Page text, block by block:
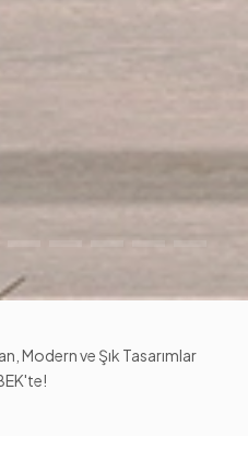
Modern ve Şık Tasarımlar